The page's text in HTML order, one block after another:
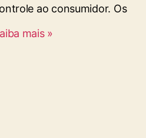
ao consumidor. Os
mais »